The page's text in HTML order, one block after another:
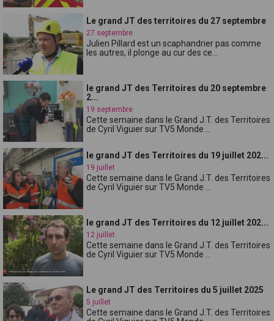
Le grand JT des territoires du 27 septembre
27 septembre
Julien Pillard est un scaphandrier pas comme
les autres, il plonge au cur des ce...
le grand JT des Territoires du 20 septembre
2...
19 septembre
Cette semaine dans le Grand J.T. des Territoires
de Cyril Viguier sur TV5 Monde ...
le grand JT des Territoires du 19 juillet 202...
19 juillet
Cette semaine dans le Grand J.T. des Territoires
de Cyril Viguier sur TV5 Monde ...
le grand JT des Territoires du 12 juillet 202...
12 juillet
Cette semaine dans le Grand J.T. des Territoires
de Cyril Viguier sur TV5 Monde ...
Le grand JT des Territoires du 5 juillet 2025
5 juillet
Cette semaine dans le Grand J.T. des Territoires